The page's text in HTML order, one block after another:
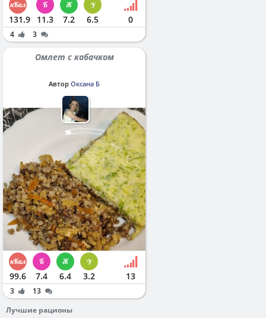
131.9 11.3 7.2 6.5 0
4 3
Омлет с кабачком
Автор Оксана Б
99.6 7.4 6.4 3.2 13
3
13
Лучшие рационы